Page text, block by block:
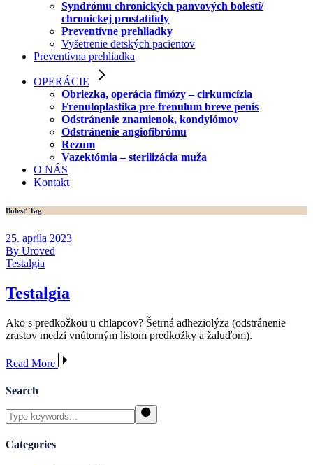
Syndrómu chronických panvových bolestí/
chronickej prostatitídy
Preventívne prehliadky
Vyšetrenie detských pacientov
Preventívna prehliadka
OPERÁCIE
Obriezka, operácia fimózy – cirkumcízia
Frenuloplastika pre frenulum breve penis
Odstránenie znamienok, kondylómov
Odstránenie angiofibrómu
Rezum
Vazektómia – sterilizácia muža
O NÁS
Kontakt
Bolesť Tag
25. apríla 2023
By Uroved
Testalgia
Testalgia
Ako s predkožkou u chlapcov? Šetrná adheziolýza (odstránenie
zrastov medzi vnútorným listom predkožky a žaluďom).
Read More
Search
Search
Categories